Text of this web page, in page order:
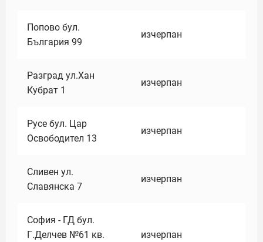
Попово бул.
България 99
изчерпан
Разград ул.Хан
Кубрат 1
изчерпан
Русе бул. Цар
Освободител 13
изчерпан
Сливен ул.
Славянска 7
изчерпан
София - ГД бул.
Г.Делчев №61 кв.
изчерпан